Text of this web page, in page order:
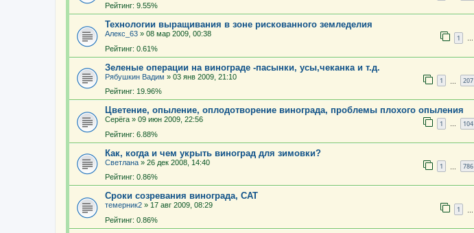
Рейтинг: 9.55%
Технологии выращивания в зоне рискованного земледелия
Алекс_63 » 08 мар 2009, 00:38 1 …
Рейтинг: 0.61%
Зеленые операции на винограде -пасынки, усы,чеканка и т.д.
Рябушкин Вадим » 03 янв 2009, 21:10 1 207
Рейтинг: 19.96%
Цветение, опыление, оплодотворение винограда, проблемы плохого опыления
Серёга » 09 июн 2009, 22:56 1 … 104
Рейтинг: 6.88%
Как, когда и чем укрыть виноград для зимовки?
Светлана » 26 дек 2008, 14:40 1 786
Рейтинг: 0.86%
Сроки созревания винограда, САТ
темерник2 » 17 авг 2009, 08:29 1
Рейтинг: 0.86%